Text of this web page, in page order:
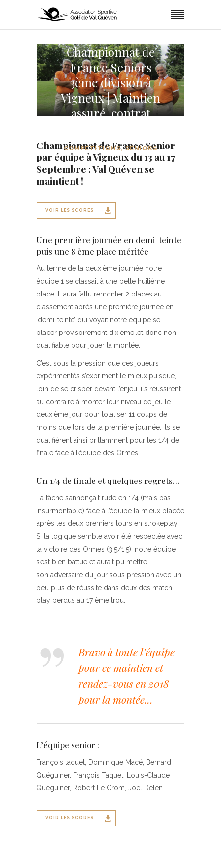
Championnat de
France Seniors
3ème division à
Vigneux | Maintien
assuré, contrat
COMPÉTITIONS,SÉNIORS
Championnat de France Senior
par équipe à Vigneux du 13 au 17
Septembre : Val Quéven se
maintient !
VOIR LES SCORES
Une première journée en demi-teinte
puis une 8 ème place méritée
Au terme de la deuxième journée notre
équipe 1 se classait à une belle huitième
place. Il aura fallu remonter 2 places au
classement après une première journée en
‘demi-teinte’ qui voyait notre équipe se
placer provisoirement dixième..et donc non
qualifiable pour jouer la montée.
C’est sous la pression que ces joueurs
expérimentés s’expriment le mieux puisque,
loin de se crisper devant l’enjeu, ils réussirent
au contraire à monter leur niveau de jeu le
deuxième jour pour totaliser 11 coups de
moins que lors de la première journée. Ils se
qualifièrent ainsi brillamment pour les 1/4 de
finale face à l’équipe des Ormes.
Un 1/4 de finale et quelques regrets…
La tâche s’annonçait rude en 1/4 (mais pas
insurmontable) face à l’équipe la mieux placée
après les deux premiers tours en strokeplay.
Si la logique semble avoir été respectée avec
la victoire des Ormes (3,5/1,5), notre équipe
s’est bien battue et aurait pu mettre
son adversaire du jour sous pression avec un
peu plus de réussite dans deux des match-
play perdus au 17 ème trou.
Bravo à toute l’équipe
pour ce maintien et
rendez-vous en 2018
pour la montée…
L’équipe senior :
François taquet, Dominique Macé, Bernard
Quéguiner, François Taquet, Louis-Claude
Quéguiner, Robert Le Crom, Joël Delen.
VOIR LES SCORES